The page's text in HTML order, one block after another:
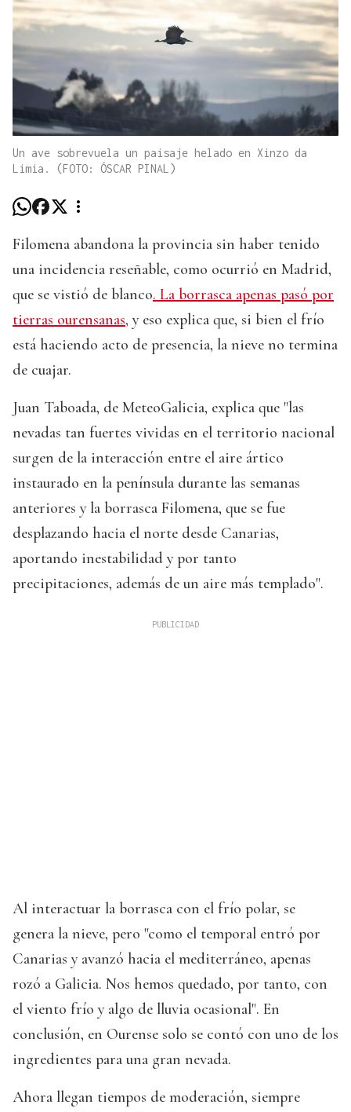
Un ave sobrevuela un paisaje helado en Xinzo da
Limia. (FOTO: ÓSCAR PINAL)
Filomena abandona la provincia sin haber tenido
una incidencia reseñable, como ocurrió en Madrid,
que se vistió de blanco. La borrasca apenas pasó por
tierras ourensanas, y eso explica que, si bien el frío
está haciendo acto de presencia, la nieve no termina
de cuajar.
Juan Taboada, de MeteoGalicia, explica que "las
nevadas tan fuertes vividas en el territorio nacional
surgen de la interacción entre el aire ártico
instaurado en la península durante las semanas
anteriores y la borrasca Filomena, que se fue
desplazando hacia el norte desde Canarias,
aportando inestabilidad y por tanto
precipitaciones, además de un aire más templado".
Al interactuar la borrasca con el frío polar, se
genera la nieve, pero "como el temporal entró por
Canarias y avanzó hacia el mediterráneo, apenas
rozó a Galicia. Nos hemos quedado, por tanto, con
el viento frío y algo de lluvia ocasional". En
conclusión, en Ourense solo se contó con uno de los
ingredientes para una gran nevada.
Ahora llegan tiempos de moderación, siempre